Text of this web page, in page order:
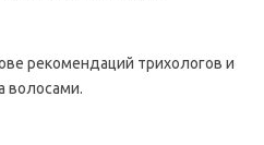
рекомендаций трихологов и
волосами.